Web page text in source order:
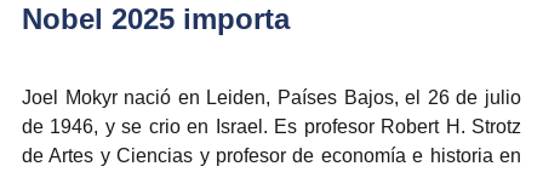
Nobel 2025 importa
Joel Mokyr nació en Leiden, Países Bajos, el 26 de julio
de 1946, y se crio en Israel. Es profesor Robert H. Strotz
de Artes y Ciencias y profesor de economía e historia en